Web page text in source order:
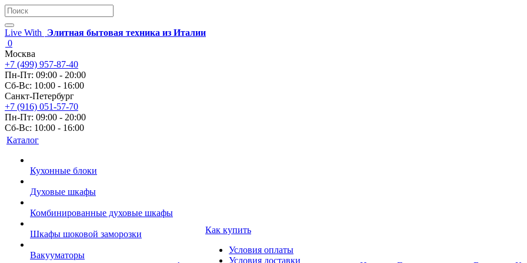
Live With
Элитная бытовая техника из Италии
0
Москва
+7 (499) 957-87-40
Пн-Пт: 09:00 - 20:00
Сб-Вс: 10:00 - 16:00
Санкт-Петербург
+7 (916) 051-57-70
Пн-Пт: 09:00 - 20:00
Сб-Вс: 10:00 - 16:00
Каталог
Кухонные блоки
Духовые шкафы
Комбинированные духовые шкафы
Шкафы шоковой заморозки
Вакууматоры
Как купить
Условия оплаты
Условия доставки